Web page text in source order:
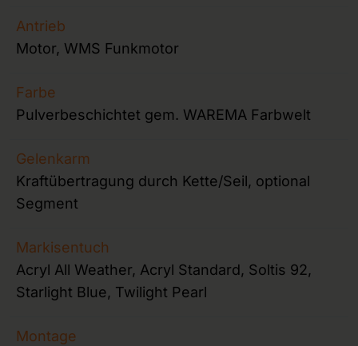
Antrieb
Motor, WMS Funkmotor
Farbe
Pulverbeschichtet gem. WAREMA Farbwelt
Gelenkarm
Kraftübertragung durch Kette/Seil, optional
Segment
Markisentuch
Acryl All Weather, Acryl Standard, Soltis 92,
Starlight Blue, Twilight Pearl
Montage